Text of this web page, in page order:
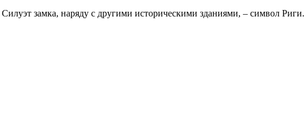
замка, наряду с другими историческими зданиями, – символ Риги.